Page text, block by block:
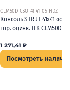
CLM50D-CSO-41-41-05-HDZ
Консоль STRUT 41х41
гор. оцинк. IEK CLM50D-
1 271,41 ₽
Посмотреть